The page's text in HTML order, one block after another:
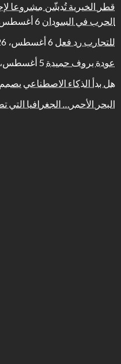
قطر الخيرية تُدشّن مشروعا
الحرب في السودان 6 أغسطس، 2026
للتجارب رد فعل 6 أغسطس، 2026
عودة بروف حميدة 5 أغسطس، 2026
هل بدأ الذكاء الاصطناعي
البحر الأحمر… الجغرافيا التي